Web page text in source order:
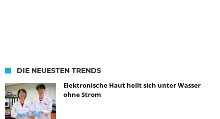
DIE NEUESTEN TRENDS
Elektronische Haut heilt sich unter Wasser
ohne Strom